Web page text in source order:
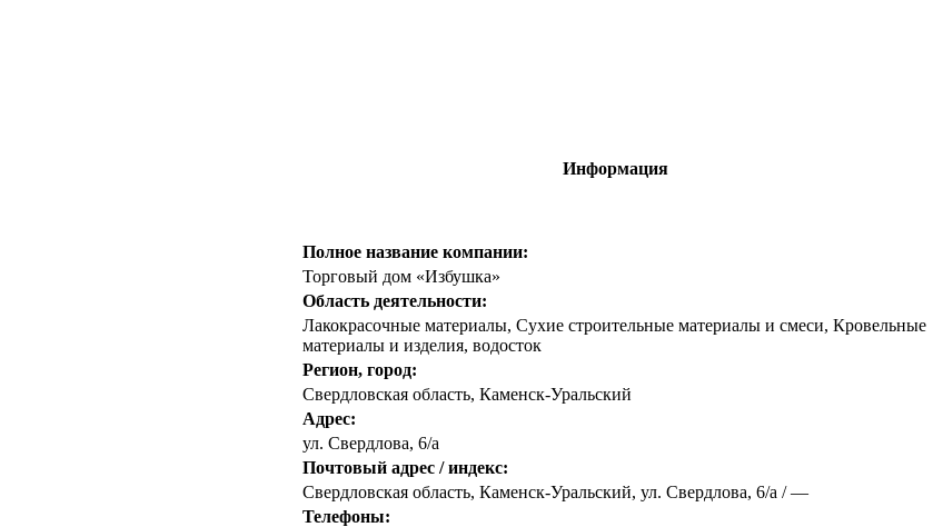
Информация
Полное название компании:
Торговый дом «Избушка»
Область деятельности:
Лакокрасочные материалы, Сухие строительные материалы и смеси, Кровельные
материалы и изделия, водосток
Регион, город:
Свердловская область, Каменск-Уральский
Адрес:
ул. Свердлова, 6/а
Почтовый адрес / индекс:
Свердловская область, Каменск-Уральский, ул. Свердлова, 6/а / —
Телефоны: